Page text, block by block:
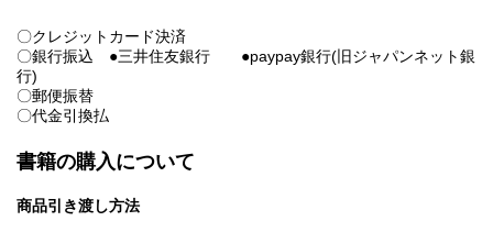
〇クレジットカード決済
〇銀行振込 ●三井住友銀行 ●paypay銀行(旧ジャパンネット銀
行)
〇郵便振替
〇代金引換払
書籍の購入について
商品引き渡し方法